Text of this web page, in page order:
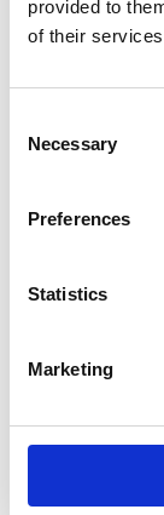
provided to
of their
Selection
Necessary
Preferences
Statistics
Marketing
mluví,
závazek
zákazníky
balíčku je
10